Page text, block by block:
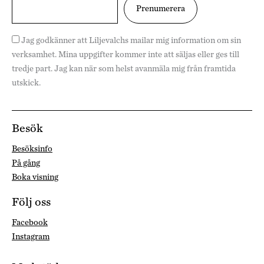
Jag godkänner att Liljevalchs mailar mig information om sin
verksamhet. Mina uppgifter kommer inte att säljas eller ges till
tredje part. Jag kan när som helst avanmäla mig från framtida
utskick.
Besök
Besöksinfo
På gång
Boka visning
Följ oss
Facebook
Instagram